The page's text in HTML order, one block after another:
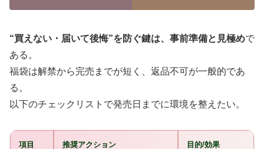
“買えない・届いて後悔”を防ぐ鍵は、事前準備と見極めで
ある。
福袋は解禁から完売までが短く、返品不可が一般的であ
る。
以下のチェックリストで発売日までに環境を整えたい。
項目 推奨アクション 目的/効果